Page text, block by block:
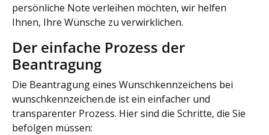
persönliche Note verleihen möchten, wir helfen
Ihnen, Ihre Wünsche zu verwirklichen.
Der einfache Prozess der
Beantragung
Die Beantragung eines Wunschkennzeichens bei
wunschkennzeichen.de ist ein einfacher und
transparenter Prozess. Hier sind die Schritte, die Sie
befolgen müssen: